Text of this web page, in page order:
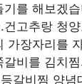
기를 해보겠
건고추랑 청
가장자리를
갈비를 김치
갈비찜 양